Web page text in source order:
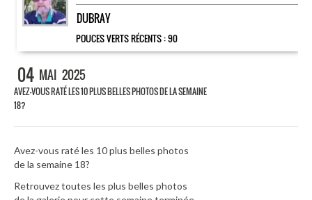
DUBRAY
POUCES VERTS RÉCENTS :90
04 MAI 2025
AVEZ-VOUS RATÉ LES 10 PLUS BELLES PHOTOS DE LA SEMAINE
18?
Avez-vous raté les 10 plus belles photos
de la semaine 18?
Retrouvez toutes les plus belles photos